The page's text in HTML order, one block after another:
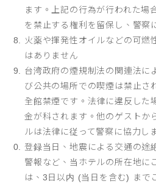
ます。上記の行為が行われた場
を禁止する権利を留保し、警察
火薬や揮発性オイルなどの可燃
はありません
台湾政府の煙規制法の関連法に
び公共の場所での喫煙は禁止さ
全館禁煙です。法律に違反し
金が科されます。他のゲストか
ルは法律に従って警察に協力し
登録当日、地震による交通の途
警報など、当ホテルの所在地に
は、3日以内 (当日を含む) まで